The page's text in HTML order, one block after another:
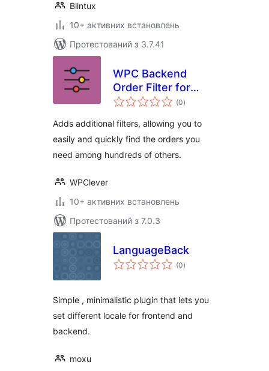
Blintux
10+ активних встановлень
Протестований з 3.7.41
WPC Backend
Order Filter for
WooCommerce
(0загальний
рейтинг
)
Adds additional filters, allowing you to
easily and quickly find the orders you
need among hundreds of others.
WPClever
10+ активних встановлень
Протестований з 7.0.3
LanguageBack
(0загальний
рейтинг
)
Simple , minimalistic plugin that lets you
set different locale for frontend and
backend.
moxu